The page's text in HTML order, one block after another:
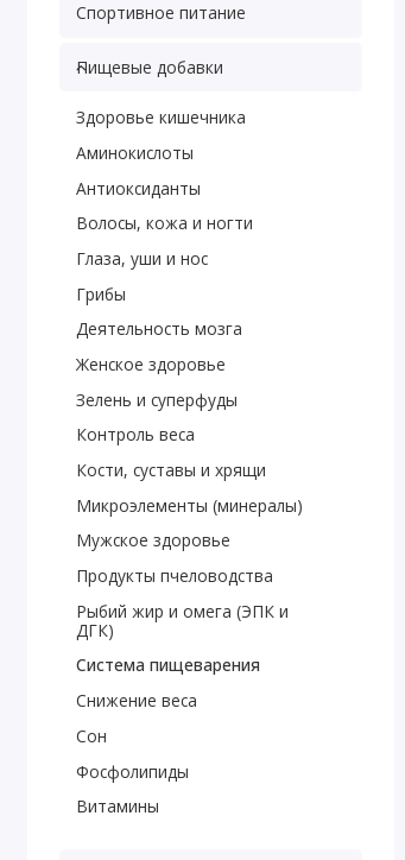
Спортивное питание
Пищевые добавки
Здоровье кишечника
Аминокислоты
Антиоксиданты
Волосы, кожа и ногти
Глаза, уши и нос
Грибы
Деятельность мозга
Женское здоровье
Зелень и суперфуды
Контроль веса
Кости, суставы и хрящи
Микроэлементы (минералы)
Мужское здоровье
Продукты пчеловодства
Рыбий жир и омега (ЭПК и
ДГК)
Система пищеварения
Снижение веса
Сон
Фосфолипиды
Витамины